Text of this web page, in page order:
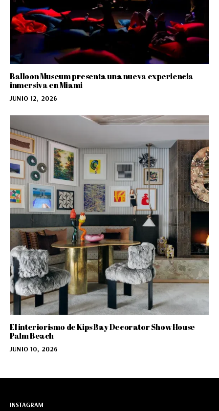
Balloon Museum presenta una nueva experiencia
inmersiva en Miami
JUNIO 12, 2026
El interiorismo de Kips Bay Decorator Show House
Palm Beach
JUNIO 10, 2026
INSTAGRAM